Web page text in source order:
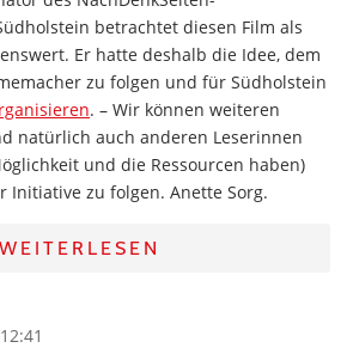
betrachtet diesen Film als
Er hatte deshalb die Idee, dem
zu folgen und für Südholstein
. – Wir können weiteren
natürlich auch anderen Leserinnen
und die Ressourcen haben)
Initiative zu folgen. Anette Sorg.
WEITERLESEN